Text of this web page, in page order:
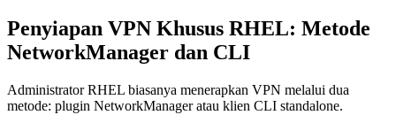
Penyiapan VPN Khusus RHEL: Metode
NetworkManager dan CLI
Administrator RHEL biasanya menerapkan VPN melalui dua
metode: plugin NetworkManager atau klien CLI standalone.